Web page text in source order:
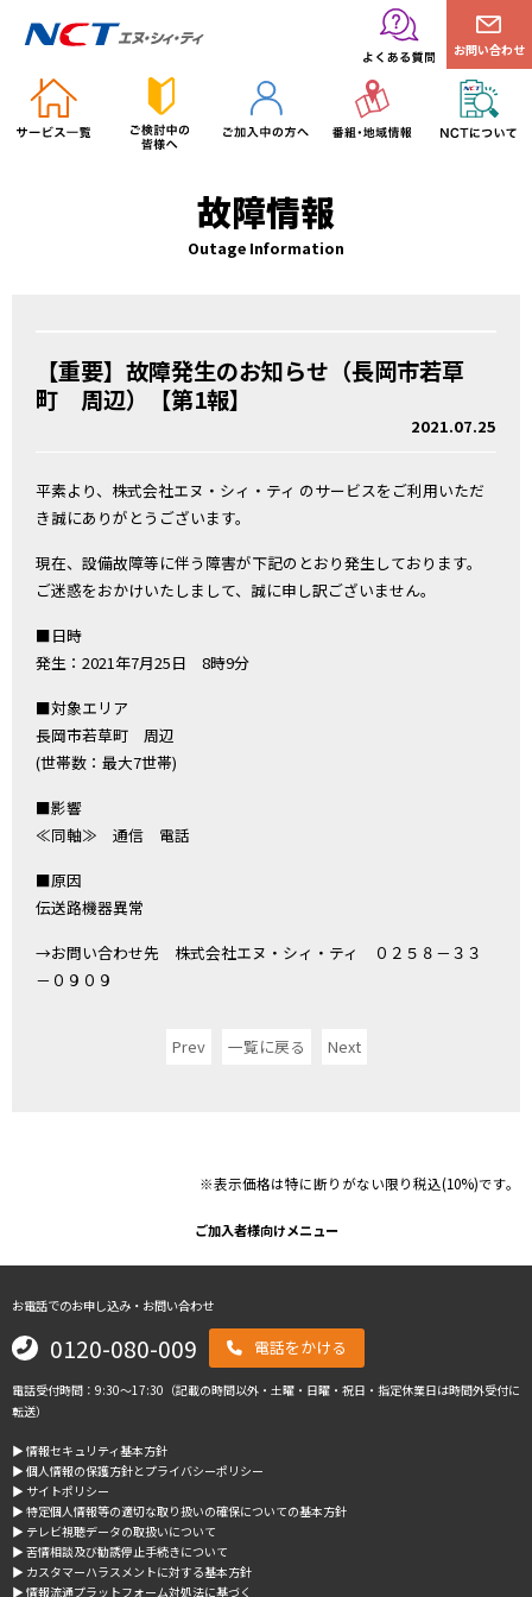
お問い合わせ
故障情報
Outage Information
【重要】故障発生のお知らせ（長岡市若草
町 周辺）【第1報】
2021.07.25
平素より、株式会社エヌ・シィ・ティ のサービスをご利用いただ
き誠にありがとうございます。
現在、設備故障等に伴う障害が下記のとおり発生しております。
ご迷惑をおかけいたしまして、誠に申し訳ございません。
■日時
発生：2021年7月25日 8時9分
■対象エリア
長岡市若草町 周辺
(世帯数：最大7世帯)
■影響
≪同軸≫ 通信 電話
■原因
伝送路機器異常
→お問い合わせ先 株式会社エヌ・シィ・ティ ０２５８－３３
－０９０９
Prev 一覧に戻る Next
※表示価格は特に断りがない限り税込(10%)です。
ご加入者様向けメニュー
お電話でのお申し込み・お問い合わせ
0120-080-009 電話をかける
電話受付時間：9:30～17:30（記載の時間以外・土曜・日曜・祝日・指定休業日は時間外受付に
転送）
▶︎ 情報セキュリティ基本方針
▶︎ 個人情報の保護方針とプライバシーポリシー
▶︎ サイトポリシー
▶︎ 特定個人情報等の適切な取り扱いの確保についての基本方針
▶︎ テレビ視聴データの取扱いについて
▶︎ 苦情相談及び勧誘停止手続きについて
▶︎ カスタマーハラスメントに対する基本方針
▶︎ 情報流通プラットフォーム対処法に基づく